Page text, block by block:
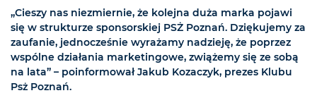
„Cieszy nas niezmiernie, że kolejna duża marka pojawi
się w strukturze sponsorskiej PSŻ Poznań. Dziękujemy za
zaufanie, jednocześnie wyrażamy nadzieję, że poprzez
wspólne działania marketingowe, zwiążemy się ze sobą
na lata” – poinformował Jakub Kozaczyk, prezes Klubu
Psż Poznań.